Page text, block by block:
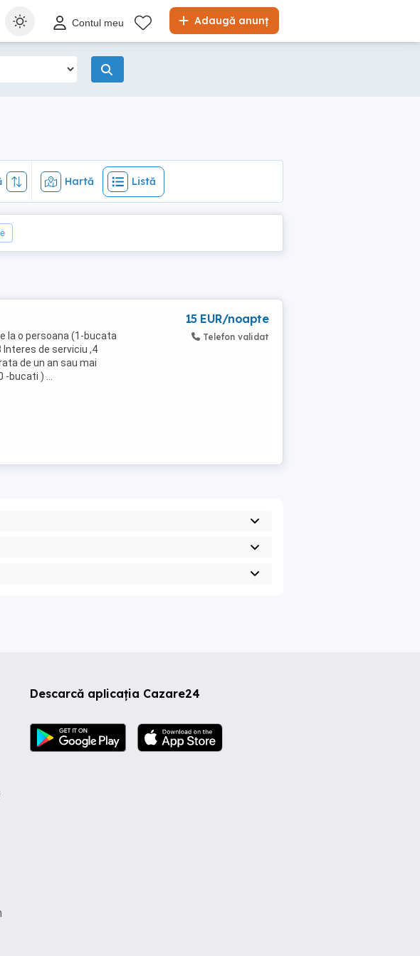
Adaugă anunț
Contul meu
Hartă Listă
Hartă Listă
la o persoana (1-bucata
Interes de serviciu ,4
de un an sau mai
bucati ) ...
15 EUR/noapte
Telefon validat
Descarcă aplicația Cazare24